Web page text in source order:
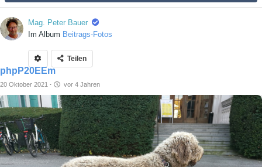
Mag. Peter Bauer
Im Album Beitrags-Fotos
Teilen
phpP20EEm
20 Oktober 2021 · vor 4 Jahren